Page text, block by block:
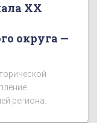
ХХ
округа —
региона.